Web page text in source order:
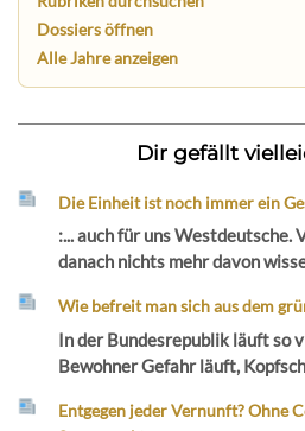
Dossiers öffnen
Alle Jahre anzeigen
Dir gefällt
Die Einheit ist noch immer ein
:... auch für uns Westdeutsche.
danach nichts mehr davon
Wie befreit man sich aus dem
In der Bundesrepublik läuft so
Bewohner Gefahr läuft,
Entgegen jeder Vernunft? Ohne